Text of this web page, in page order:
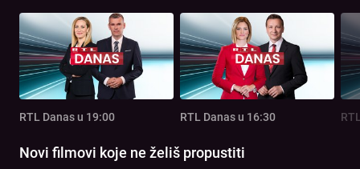
RTL Danas u 19:00 RTL Danas u 16:30
Novi filmovi koje ne želiš propustiti